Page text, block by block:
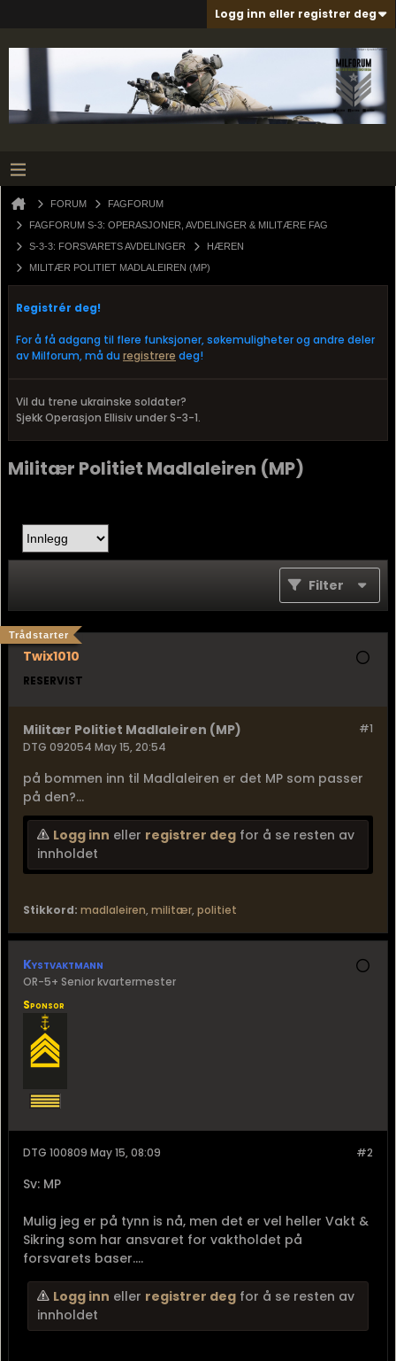
Logg inn eller registrer deg
FORUM
FAGFORUM
FAGFORUM S-3: OPERASJONER, AVDELINGER & MILITÆRE FAG
S-3-3: FORSVARETS AVDELINGER
HÆREN
MILITÆR POLITIET MADLALEIREN (MP)
Registrér deg!
For å få adgang til flere funksjoner, søkemuligheter og andre deler
av Milforum, må du registrere deg!
Vil du trene ukrainske soldater?
Sjekk Operasjon Ellisiv under S-3-1.
Militær Politiet Madlaleiren (MP)
Filter
Twix1010
Trådstarter
RESERVIST
#1
Militær Politiet Madlaleiren (MP)
DTG 092054 May 15, 20:54
på bommen inn til Madlaleiren er det MP som passer
på den?...
Logg inn eller registrer deg for å se resten av
innholdet
Stikkord: madlaleiren, militær, politiet
Kystvaktmann
OR-5+ Senior kvartermester
Sponsor
#2
DTG 100809 May 15, 08:09
Sv: MP
Mulig jeg er på tynn is nå, men det er vel heller Vakt &
Sikring som har ansvaret for vaktholdet på
forsvarets baser....
Logg inn eller registrer deg for å se resten av
innholdet